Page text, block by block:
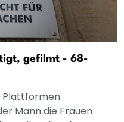
gefilmt - 68-
Plattformen
Mann die Frauen